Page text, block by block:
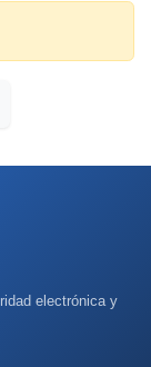
electrónica y